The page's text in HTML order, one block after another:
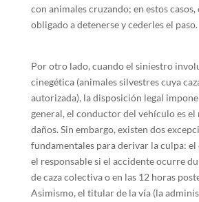
con animales cruzando; en estos
obligado a detenerse y cederles el paso.
Por otro lado, cuando el siniestro
cinegética (animales silvestres cuya
autorizada), la disposición legal
general, el conductor del vehículo es el
daños. Sin embargo, existen dos
fundamentales para derivar la culpa: el
el responsable si el accidente ocurre
de caza colectiva o en las 12 horas
Asimismo, el titular de la vía (la